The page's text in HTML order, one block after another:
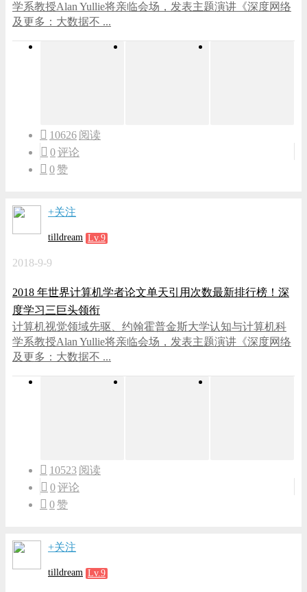
学系教授Alan Yullie将亲临会场，发表主题演讲《深度网络
及更多：大数据不 ...
10626 阅读
0评论
0赞
+关注
tilldream Lv.9
2018-9-9
2018 年世界计算机学者论文单天引用次数最新排行榜！深
度学习三巨头领衔
计算机视觉领域先驱、约翰霍普金斯大学认知与计算机科
学系教授Alan Yullie将亲临会场，发表主题演讲《深度网络
及更多：大数据不 ...
10523 阅读
0评论
0赞
+关注
tilldream Lv.9